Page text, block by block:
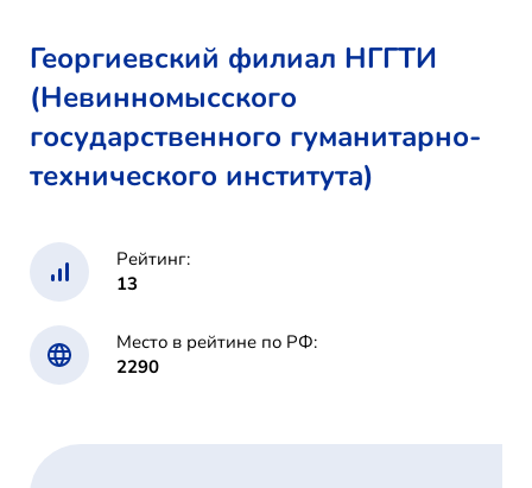
Георгиевский филиал НГГТИ
(Невинномысского
государственного гуманитарно-
технического института)
Рейтинг:
13
Место в рейтине по РФ:
2290